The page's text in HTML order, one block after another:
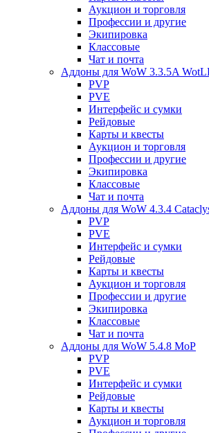
Аукцион и торговля
Профессии и другие
Экипировка
Классовые
Чат и почта
Аддоны для WoW 3.3.5A
PVP
PVE
Интерфейс и сумки
Рейдовые
Карты и квесты
Аукцион и торговля
Профессии и другие
Экипировка
Классовые
Чат и почта
Аддоны для WoW 4.3.4
PVP
PVE
Интерфейс и сумки
Рейдовые
Карты и квесты
Аукцион и торговля
Профессии и другие
Экипировка
Классовые
Чат и почта
Аддоны для WoW 5.4.8 MoP
PVP
PVE
Интерфейс и сумки
Рейдовые
Карты и квесты
Аукцион и торговля